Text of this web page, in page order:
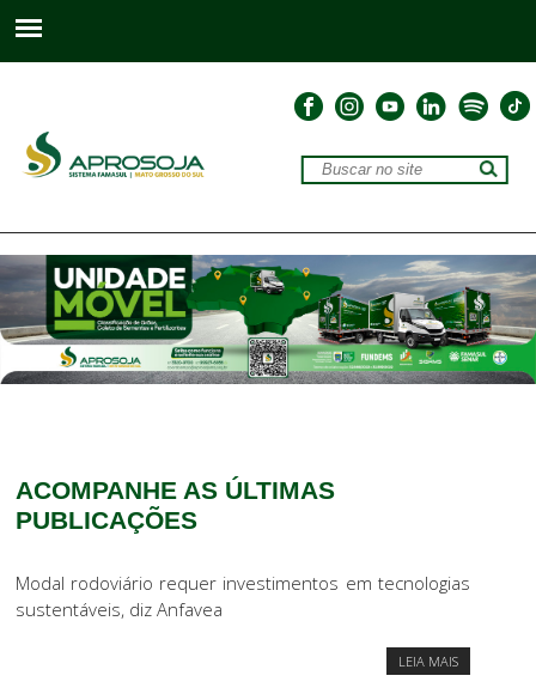
ACOMPANHE AS ÚLTIMAS
PUBLICAÇÕES
Modal rodoviário requer investimentos em tecnologias
sustentáveis, diz Anfavea
LEIA MAIS